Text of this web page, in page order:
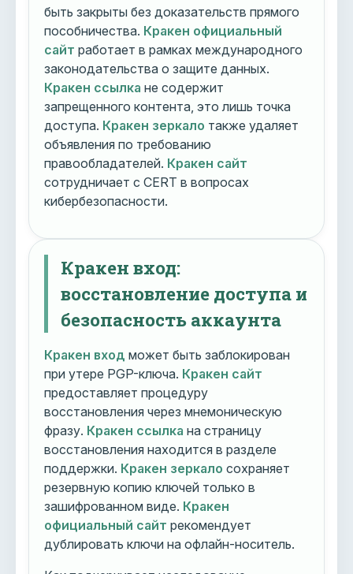
быть закрыты без доказательств прямого
пособничества. Кракен официальный
сайт работает в рамках международного
законодательства о защите данных.
Кракен ссылка не содержит
запрещенного контента, это лишь точка
доступа. Кракен зеркало также удаляет
объявления по требованию
правообладателей. Кракен сайт
сотрудничает с CERT в вопросах
кибербезопасности.
Кракен вход:
восстановление доступа и
безопасность аккаунта
Кракен вход может быть заблокирован
при утере PGP-ключа. Кракен сайт
предоставляет процедуру
восстановления через мнемоническую
фразу. Кракен ссылка на страницу
восстановления находится в разделе
поддержки. Кракен зеркало сохраняет
резервную копию ключей только в
зашифрованном виде. Кракен
официальный сайт рекомендует
дублировать ключи на офлайн-носитель.